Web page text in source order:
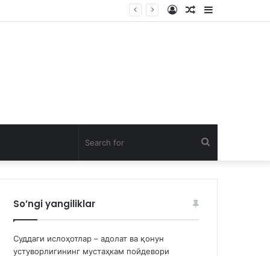
Sidebar
Random
Log
for
So’ngi yangiliklar
Суддаги ислоҳотлар – адолат ва қонун
устуворлигининг мустаҳкам пойдевори